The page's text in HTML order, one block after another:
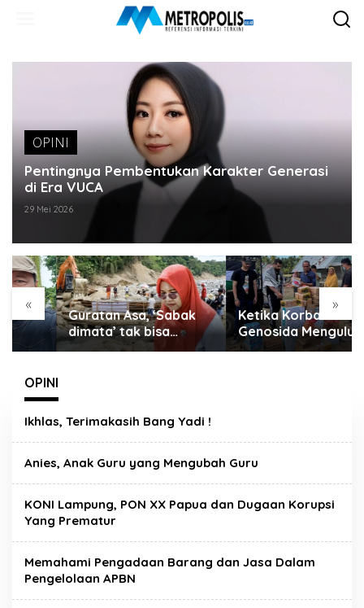
OPINI
Pentingnya Pembentukan Karakter Generasi
di Era VUCA
29 Mei 2026
« »
Guratan Asa, ‘Sabak
dimata’ tak bisa
disembunyikan..
Ketika Korban
Genosida Mengulurkan
Tangan untuk Aceh
OPINI
Ikhlas, Terimakasih Bang Yadi !
Anies, Anak Guru yang Mengubah Guru
KONI Lampung, PON XX Papua dan Dugaan Korupsi
Yang Prematur
Memahami Pengadaan Barang dan Jasa Dalam
Pengelolaan APBN